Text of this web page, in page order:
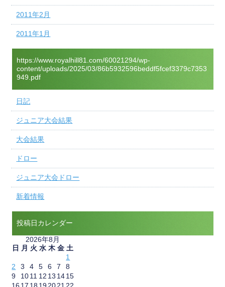
2011年2月
2011年1月
https://www.royalhill81.com/60021294/wp-
content/uploads/2025/03/86b5932596beddf5fcef3379c7353
949.pdf
日記
ジュニア大会結果
大会結果
ドロー
ジュニア大会ドロー
新着情報
投稿日カレンダー
2026年8月
日
月 火 水 木 金 土
1
2
3 4 5 6 7
8
9
1011 12 13 1415
16 17 18 192021 22